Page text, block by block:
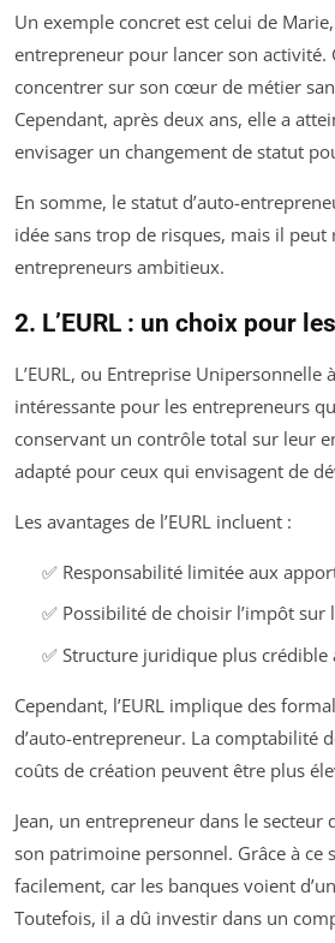
Un exemple concret est celui de
entrepreneur pour lancer son activité.
concentrer sur son cœur de métier
Cependant, après deux ans, elle a
envisager un changement de statut
En somme, le statut d’auto-
idée sans trop de risques, mais il
entrepreneurs ambitieux.
2. L’EURL : un choix pour
L’EURL, ou Entreprise
intéressante pour les entrepreneurs
conservant un contrôle total sur leur
adapté pour ceux qui envisagent de
Les avantages de l’EURL incluent :
✅ Responsabilité limitée aux
✅ Possibilité de choisir l’impôt sur
✅ Structure juridique plus crédible
Cependant, l’EURL implique des
d’auto-entrepreneur. La comptabilité
coûts de création peuvent être plus
Jean, un entrepreneur dans le
son patrimoine personnel. Grâce à
facilement, car les banques voient
Toutefois, il a dû investir dans un